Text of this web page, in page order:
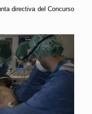
directiva del Concurso